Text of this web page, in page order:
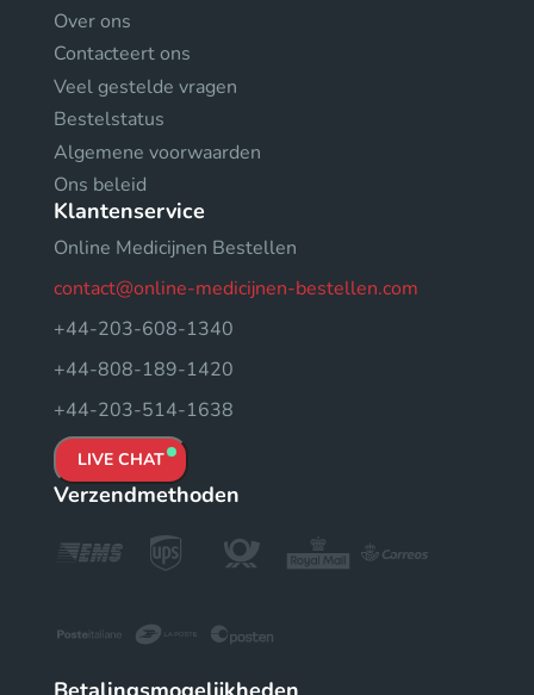
Over ons
Contacteert ons
Veel gestelde vragen
Bestelstatus
Algemene voorwaarden
Ons beleid
Klantenservice
Online Medicijnen Bestellen
contact@online-medicijnen-bestellen.com
+44-203-608-1340
+44-808-189-1420
+44-203-514-1638
LIVE CHAT
Verzendmethoden